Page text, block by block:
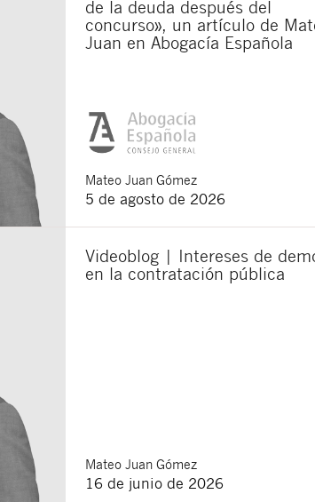
de la deuda después del
concurso», un artículo de
Juan en Abogacía Española
Mateo Juan Gómez
5 de agosto de 2026
Videoblog | Intereses de
en la contratación pública
Mateo Juan Gómez
16 de junio de 2026